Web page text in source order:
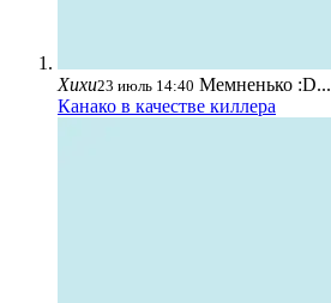
Хихи23 июль 14:40 Мемненько :D...
Канако в качестве киллера